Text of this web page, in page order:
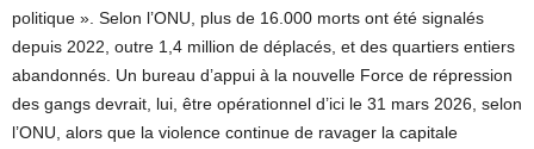
politique ». Selon l’ONU, plus de 16.000 morts ont été signalés
depuis 2022, outre 1,4 million de déplacés, et des quartiers entiers
abandonnés. Un bureau d’appui à la nouvelle Force de répression
des gangs devrait, lui, être opérationnel d’ici le 31 mars 2026, selon
l’ONU, alors que la violence continue de ravager la capitale